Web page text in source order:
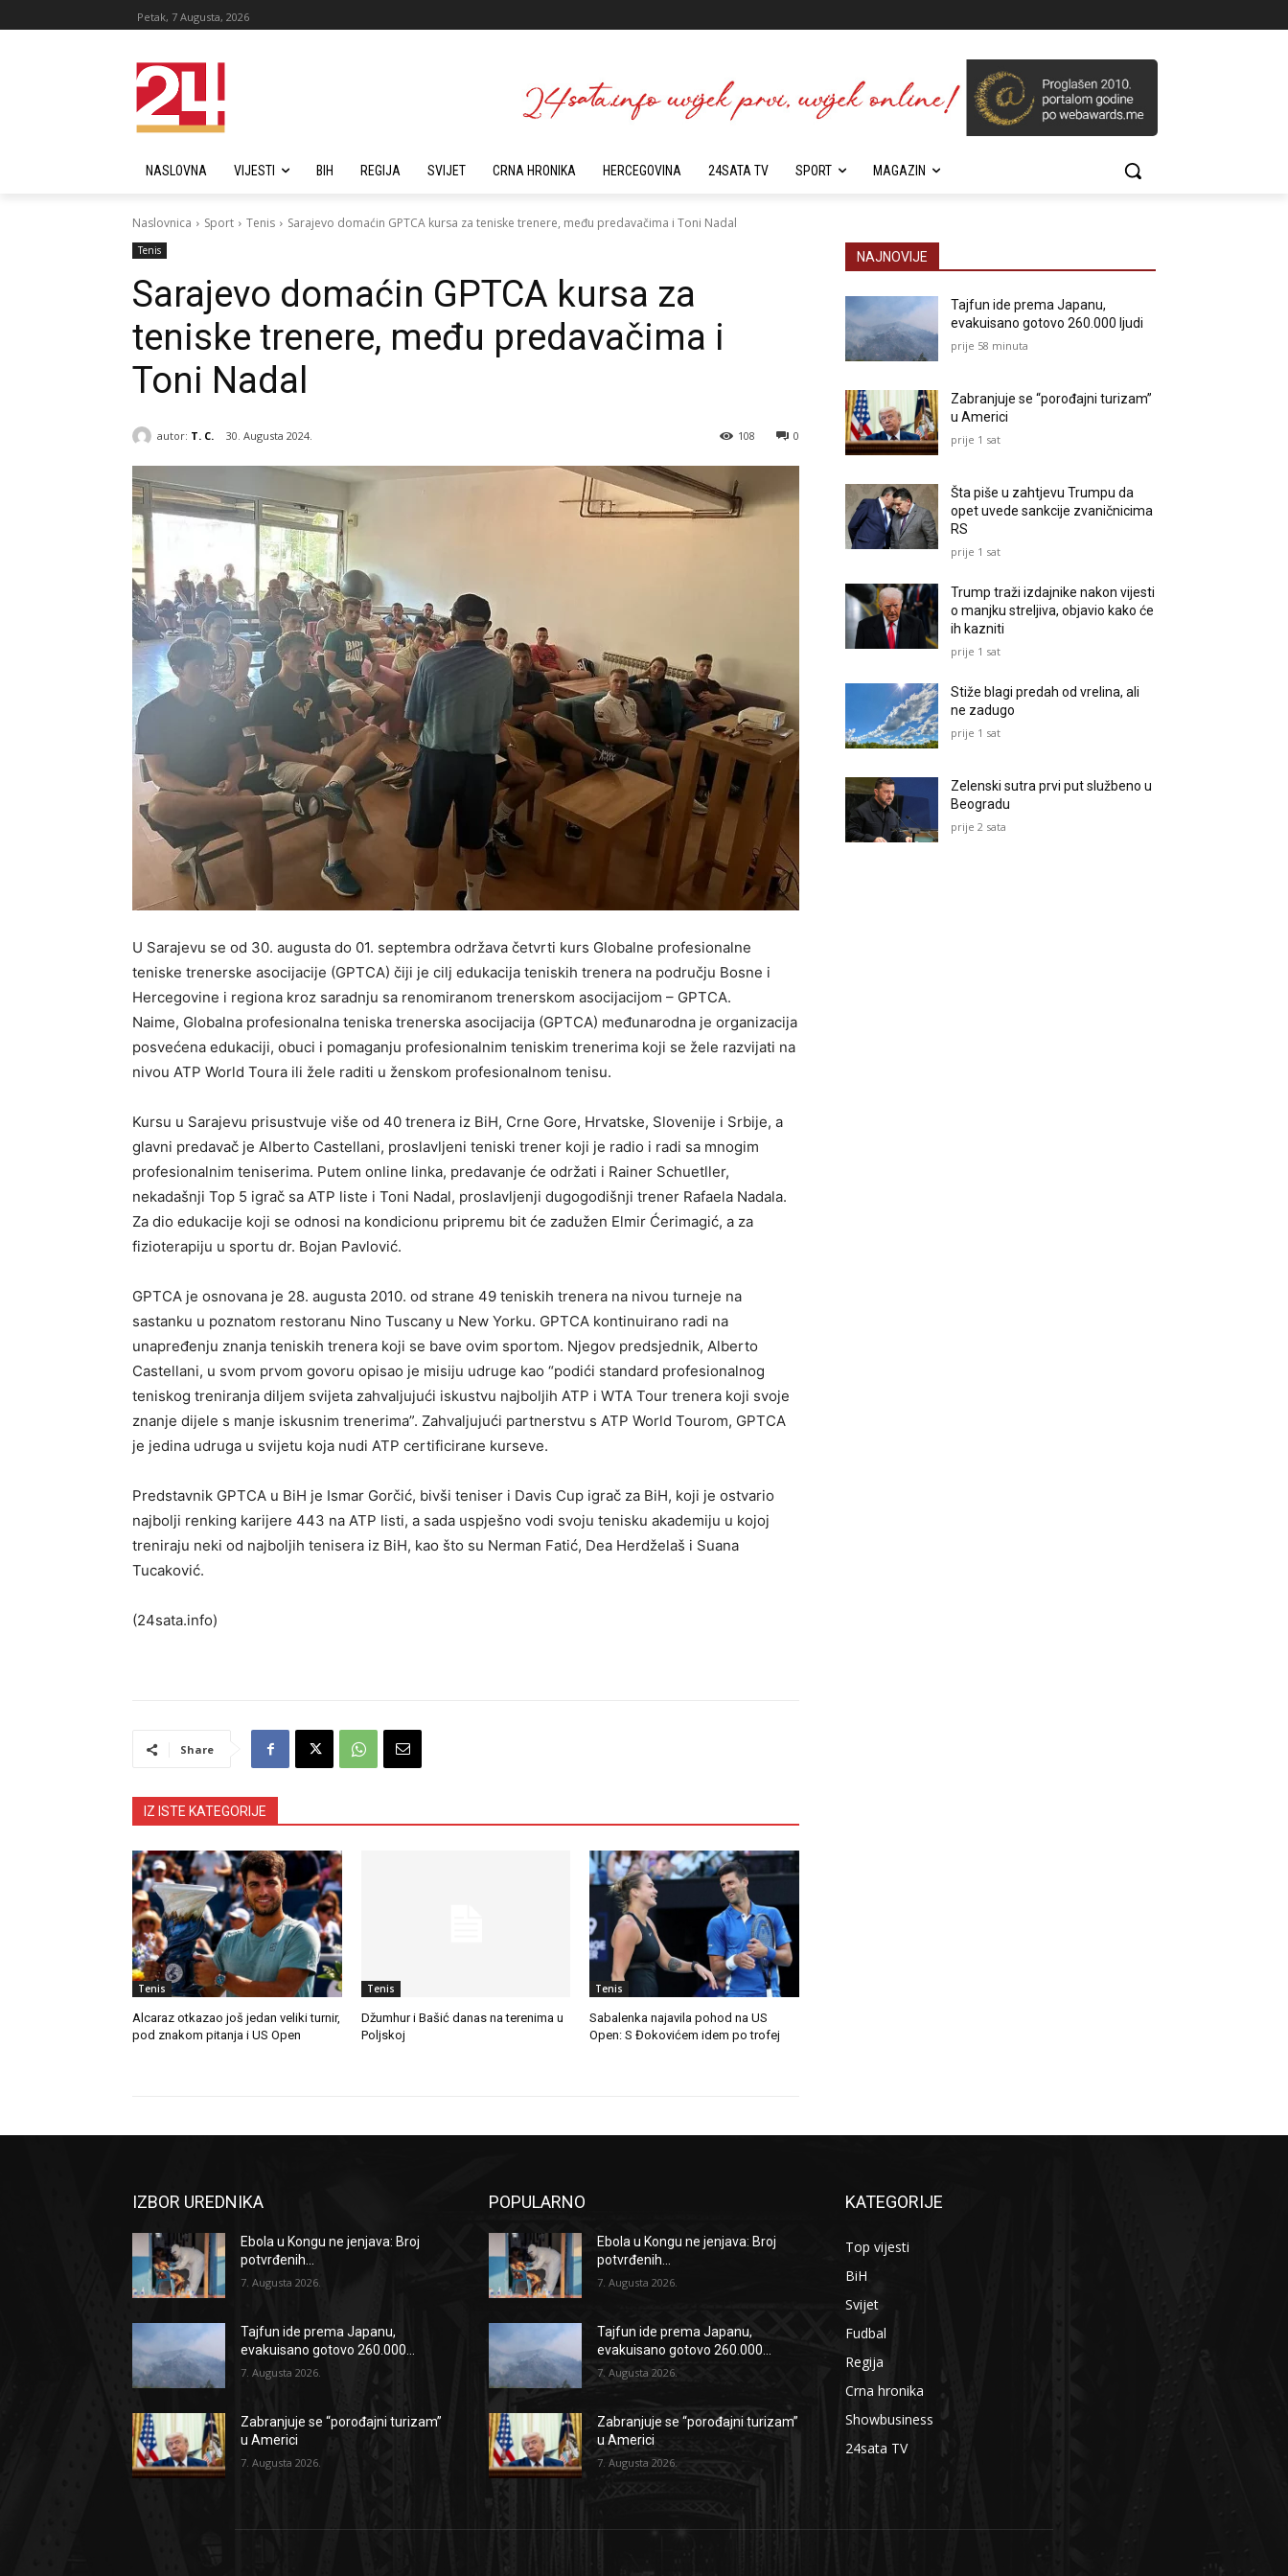
Petak, 7 Augusta, 2026
NASLOVNA VIJESTI BIH REGIJA SVIJET CRNA HRONIKA HERCEGOVINA 24SATA TV SPORT MAGAZIN
Naslovnica Sport Tenis Sarajevo domaćin GPTCA kursa za teniske trenere, među predavačima i Toni Nadal
Tenis
Sarajevo domaćin GPTCA kursa za
teniske trenere, među predavačima i
Toni Nadal
autor: T. C. 30. Augusta 2024. 0
108
U Sarajevu se od 30. augusta do 01. septembra održava četvrti kurs Globalne profesionalne
teniske trenerske asocijacije (GPTCA) čiji je cilj edukacija teniskih trenera na području Bosne i
Hercegovine i regiona kroz saradnju sa renomiranom trenerskom asocijacijom – GPTCA.
Naime, Globalna profesionalna teniska trenerska asocijacija (GPTCA) međunarodna je organizacija
posvećena edukaciji, obuci i pomaganju profesionalnim teniskim trenerima koji se žele razvijati na
nivou ATP World Toura ili žele raditi u ženskom profesionalnom tenisu.
Kursu u Sarajevu prisustvuje više od 40 trenera iz BiH, Crne Gore, Hrvatske, Slovenije i Srbije, a
glavni predavač je Alberto Castellani, proslavljeni teniski trener koji je radio i radi sa mnogim
profesionalnim teniserima. Putem online linka, predavanje će održati i Rainer Schuetller,
nekadašnji Top 5 igrač sa ATP liste i Toni Nadal, proslavljenji dugogodišnji trener Rafaela Nadala.
Za dio edukacije koji se odnosi na kondicionu pripremu bit će zadužen Elmir Ćerimagić, a za
fizioterapiju u sportu dr. Bojan Pavlović.
GPTCA je osnovana je 28. augusta 2010. od strane 49 teniskih trenera na nivou turneje na
sastanku u poznatom restoranu Nino Tuscany u New Yorku. GPTCA kontinuirano radi na
unapređenju znanja teniskih trenera koji se bave ovim sportom. Njegov predsjednik, Alberto
Castellani, u svom prvom govoru opisao je misiju udruge kao “podići standard profesionalnog
teniskog treniranja diljem svijeta zahvaljujući iskustvu najboljih ATP i WTA Tour trenera koji svoje
znanje dijele s manje iskusnim trenerima”. Zahvaljujući partnerstvu s ATP World Tourom, GPTCA
je jedina udruga u svijetu koja nudi ATP certificirane kurseve.
Predstavnik GPTCA u BiH je Ismar Gorčić, bivši teniser i Davis Cup igrač za BiH, koji je ostvario
najbolji renking karijere 443 na ATP listi, a sada uspješno vodi svoju tenisku akademiju u kojoj
treniraju neki od najboljih tenisera iz BiH, kao što su Nerman Fatić, Dea Herdželaš i Suana
Tucaković.
(24sata.info)
Share
IZ ISTE KATEGORIJE
Tenis
Alcaraz otkazao još jedan veliki turnir,
pod znakom pitanja i US Open
Tenis
Džumhur i Bašić danas na terenima u
Poljskoj
Tenis
Sabalenka najavila pohod na US
Open: S Đokovićem idem po trofej
NAJNOVIJE
Tajfun ide prema Japanu,
evakuisano gotovo 260.000 ljudi
prije 58 minuta
Zabranjuje se “porođajni turizam”
u Americi
prije 1 sat
Šta piše u zahtjevu Trumpu da
opet uvede sankcije zvaničnicima
RS
prije 1 sat
Trump traži izdajnike nakon vijesti
o manjku streljiva, objavio kako će
ih kazniti
prije 1 sat
Stiže blagi predah od vrelina, ali
ne zadugo
prije 1 sat
Zelenski sutra prvi put službeno u
Beogradu
prije 2 sata
IZBOR UREDNIKA
Ebola u Kongu ne jenjava: Broj
potvrđenih...
7. Augusta 2026.
Tajfun ide prema Japanu,
evakuisano gotovo 260.000...
7. Augusta 2026.
Zabranjuje se “porođajni turizam”
u Americi
7. Augusta 2026.
POPULARNO
Ebola u Kongu ne jenjava: Broj
potvrđenih...
7. Augusta 2026.
Tajfun ide prema Japanu,
evakuisano gotovo 260.000...
7. Augusta 2026.
Zabranjuje se “porođajni turizam”
u Americi
7. Augusta 2026.
KATEGORIJE
Top vijesti
BiH
Svijet
Fudbal
Regija
Crna hronika
Showbusiness
24sata TV